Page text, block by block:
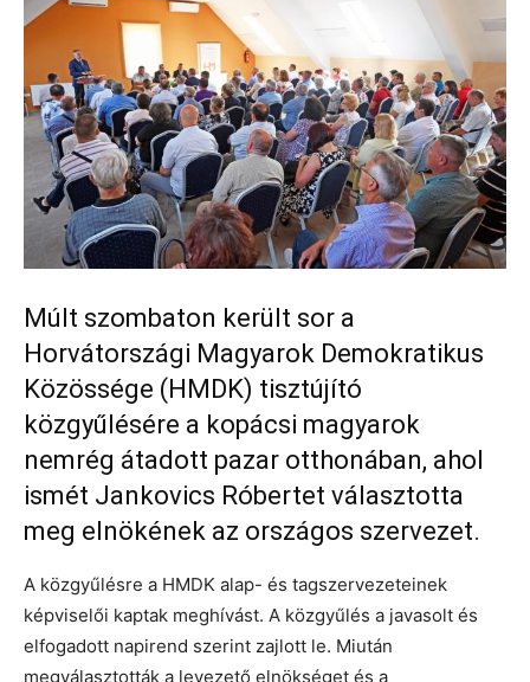
Múlt szombaton került sor a
Horvátországi Magyarok Demokratikus
Közössége (HMDK) tisztújító
közgyűlésére a kopácsi magyarok
nemrég átadott pazar otthonában, ahol
ismét Jankovics Róbertet választotta
meg elnökének az országos szervezet.
A közgyűlésre a HMDK alap- és tagszervezeteinek
képviselői kaptak meghívást. A közgyűlés a javasolt és
elfogadott napirend szerint zajlott le. Miután
megválasztották a levezető elnökséget és a